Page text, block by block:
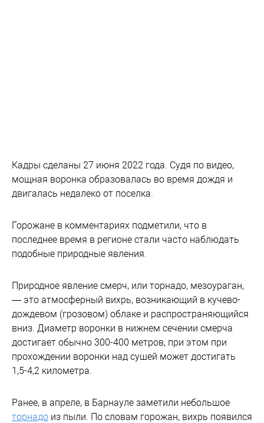
Кадры сделаны 27 июня 2022 года. Судя по видео,
мощная воронка образовалась во время дождя и
двигалась недалеко от поселка.
Горожане в комментариях подметили, что в
последнее время в регионе стали часто наблюдать
подобные природные явления.
Природное явление смерч, или торнадо, мезоураган,
— это атмосферный вихрь, возникающий в кучево-
дождевом (грозовом) облаке и распространяющийся
вниз. Диаметр воронки в нижнем сечении смерча
достигает обычно 300-400 метров, при этом при
прохождении воронки над сушей может достигать
1,5-4,2 километра.
Ранее, в апреле, в Барнауле заметили небольшое
торнадо из пыли. По словам горожан, вихрь появился